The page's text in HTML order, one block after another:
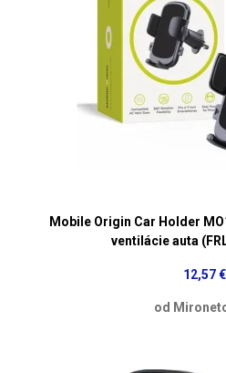
Mobile Origin Car Holder
ventilácie auta
12,57 €
od